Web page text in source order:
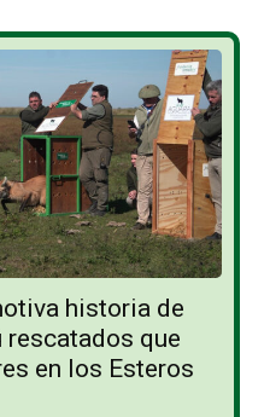
historia de
rescatados que
en los Esteros